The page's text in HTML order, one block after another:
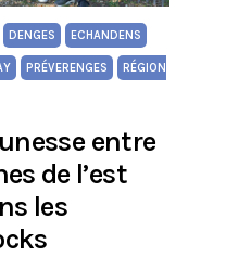
DENGES ECHANDENS
PRÉVERENGES RÉGION
entre
de l’est
les